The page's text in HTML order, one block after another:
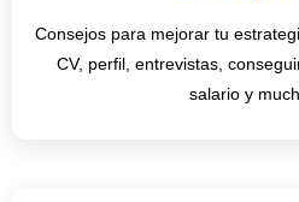
Consejos para mejorar tu
CV, perfil, entrevistas,
salario y